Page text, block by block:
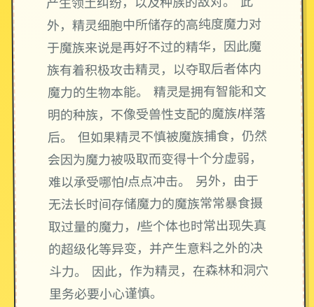
外，精灵细胞中所储存的高纯度魔力对
于魔族来说是再好不过的精华，因此魔
族有着积极攻击精灵，以夺取后者体内
魔力的生物本能。 精灵是拥有智能和文
明的种族，不像受兽性支配的魔族1样落
后。 但如果精灵不慎被魔族捕食，仍然
会因为魔力被吸取而变得十个分虚弱，
难以承受哪怕1点点冲击。 另外，由于
无法长时间存储魔力的魔族常常暴食摄
取过量的魔力，1些个体也时常出现失真
的超级化等异变，并产生意料之外的决
斗力。 因此，作为精灵，在森林和洞穴
里务必要小心谨慎。